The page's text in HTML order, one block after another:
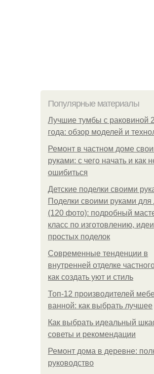
Популярные материалы
Лучшие тумбы с раковиной
года: обзор моделей и
Ремонт в частном доме
руками: с чего начать и как
ошибиться
Детские поделки своими
Поделки своими руками для
(120 фото): подробный
класс по изготовлению, идеи
простых поделок
Современные тенденции в
внутренней отделке
как создать уют и стиль
Топ-12 производителей
ванной: как выбрать лучшее
Как выбрать идеальный
советы и рекомендации
Ремонт дома в деревне:
руководство